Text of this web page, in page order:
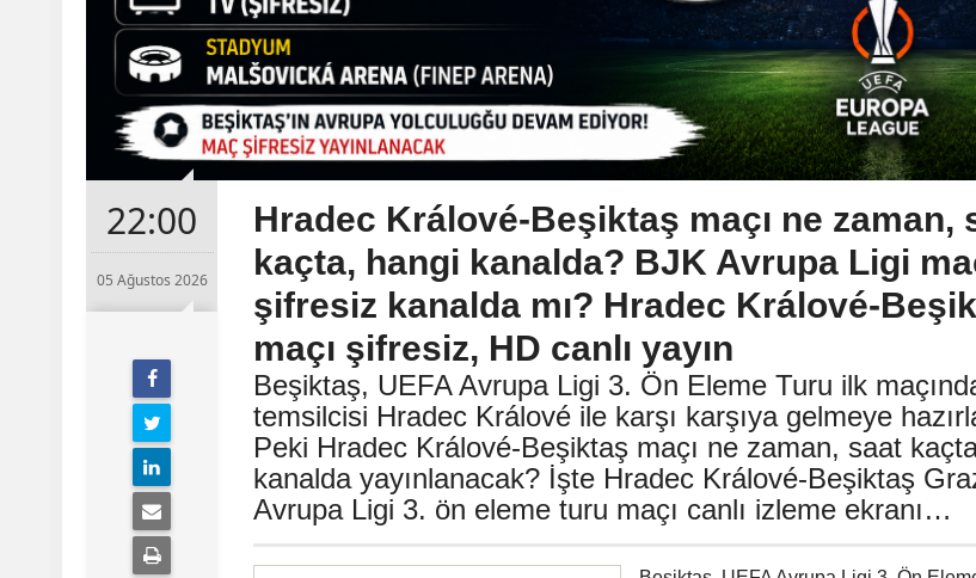
22:00
05 Ağustos 2026
Hradec Králové-Beşiktaş maçı ne zaman,
kaçta, hangi kanalda? BJK Avrupa Ligi
şifresiz kanalda mı? Hradec Králové-
maçı şifresiz, HD canlı yayın
Beşiktaş, UEFA Avrupa Ligi 3. Ön Eleme Turu ilk
temsilcisi Hradec Králové ile karşı karşıya gelmeye
Peki Hradec Králové-Beşiktaş maçı ne zaman, saat
kanalda yayınlanacak? İşte Hradec Králové-Beşiktaş
Avrupa Ligi 3. ön eleme turu maçı canlı izleme ekranı…